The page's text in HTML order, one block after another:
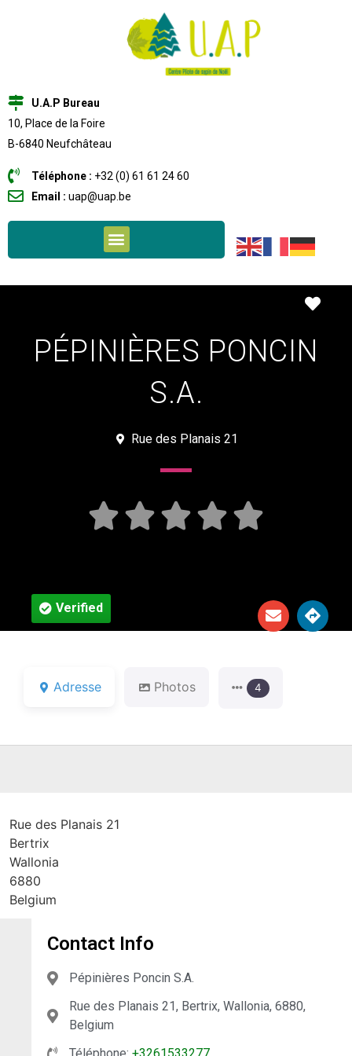
U.A.P Bureau
10, Place de la Foire
B-6840 Neufchâteau
Téléphone : +32 (0) 61 61 24 60
Email : uap@uap.be
PÉPINIÈRES PONCIN
S.A.
Rue des Planais 21
    
Verified
Adresse Photos 4
Rue des Planais 21
Bertrix
Wallonia
6880
Belgium
Contact Info
Pépinières Poncin S.A.
Rue des Planais 21, Bertrix, Wallonia, 6880,
Belgium